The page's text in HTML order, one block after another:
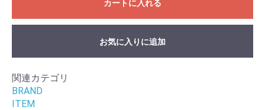
カートに入れる
お気に入りに追加
関連カテゴリ
BRAND
ITEM